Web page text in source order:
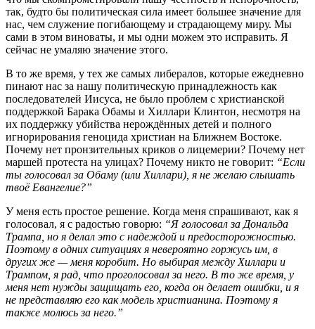
так, будто бы политическая сила имеет большее значение для
нас, чем служение погибающему и страдающему миру. Мы
сами в этом виноваты, и мы одни можем это исправить. Я
сейчас не умаляю значение этого.
В то же время, у тех же самых либералов, которые ежедневно
пинают нас за нашу политическую принадлежность как
последователей Иисуса, не было проблем с христианской
поддержкой Барака Обамы и Хиллари Клинтон, несмотря на
их поддержку убийства нерождённых детей и полного
игнорирования геноцида христиан на Ближнем Востоке.
Почему нет пронзительных криков о лицемерии? Почему нет
маршей протеста на улицах? Почему никто не говорит: “Если
ты голосовал за Обаму (или Хиллари), я не желаю слышать
твоё Евангелие?”
У меня есть простое решение. Когда меня спрашивают, как я
голосовал, я с радостью говорю: “Я голосовал за Дональда
Трампа, но я делал это с надеждой и предосторожностью.
Поэтому в одних ситуациях я невероятно горжусь им, в
других же — меня коробит. Но выбирая между Хиллари и
Трампом, я рад, что проголосовал за него. В то же время, у
меня нет нужды защищать его, когда он делает ошибки, и я
не представляю его как модель христианина. Поэтому я
также молюсь за него.”